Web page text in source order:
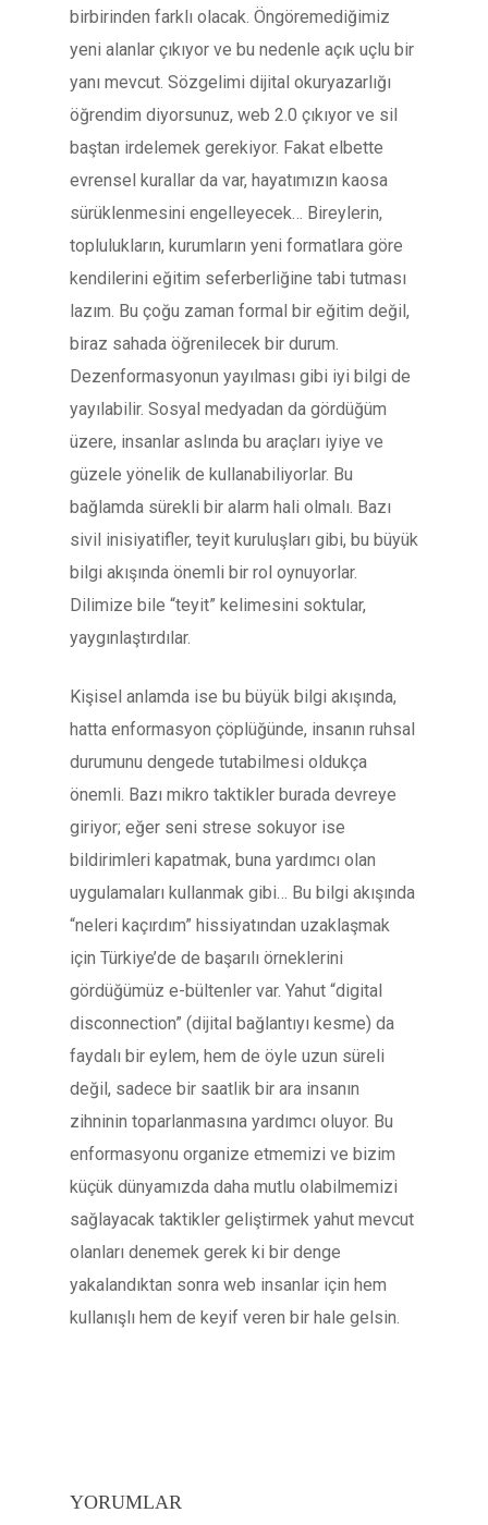
birbirinden farklı olacak. Öngöremediğimiz
yeni alanlar çıkıyor ve bu nedenle açık uçlu bir
yanı mevcut. Sözgelimi dijital okuryazarlığı
öğrendim diyorsunuz, web 2.0 çıkıyor ve sil
baştan irdelemek gerekiyor. Fakat elbette
evrensel kurallar da var, hayatımızın kaosa
sürüklenmesini engelleyecek… Bireylerin,
toplulukların, kurumların yeni formatlara göre
kendilerini eğitim seferberliğine tabi tutması
lazım. Bu çoğu zaman formal bir eğitim değil,
biraz sahada öğrenilecek bir durum.
Dezenformasyonun yayılması gibi iyi bilgi de
yayılabilir. Sosyal medyadan da gördüğüm
üzere, insanlar aslında bu araçları iyiye ve
güzele yönelik de kullanabiliyorlar. Bu
bağlamda sürekli bir alarm hali olmalı. Bazı
sivil inisiyatifler, teyit kuruluşları gibi, bu büyük
bilgi akışında önemli bir rol oynuyorlar.
Dilimize bile “teyit” kelimesini soktular,
yaygınlaştırdılar.
Kişisel anlamda ise bu büyük bilgi akışında,
hatta enformasyon çöplüğünde, insanın ruhsal
durumunu dengede tutabilmesi oldukça
önemli. Bazı mikro taktikler burada devreye
giriyor; eğer seni strese sokuyor ise
bildirimleri kapatmak, buna yardımcı olan
uygulamaları kullanmak gibi… Bu bilgi akışında
“neleri kaçırdım” hissiyatından uzaklaşmak
için Türkiye’de de başarılı örneklerini
gördüğümüz e-bültenler var. Yahut “digital
disconnection” (dijital bağlantıyı kesme) da
faydalı bir eylem, hem de öyle uzun süreli
değil, sadece bir saatlik bir ara insanın
zihninin toparlanmasına yardımcı oluyor. Bu
enformasyonu organize etmemizi ve bizim
küçük dünyamızda daha mutlu olabilmemizi
sağlayacak taktikler geliştirmek yahut mevcut
olanları denemek gerek ki bir denge
yakalandıktan sonra web insanlar için hem
kullanışlı hem de keyif veren bir hale gelsin.
YORUMLAR